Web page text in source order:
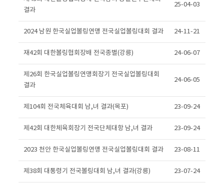
결과
25-04-03
2024 남원 한국실업볼링연맹 전국실업볼링대회 결과 24-11-21
재42회 대한볼링협회장배 전국종별(강릉) 24-06-07
제26회 한국실업볼링연맹회장기 전국실업볼링대회
결과
24-06-05
제104회 전국체육대회 남,녀 결과(목포) 23-09-24
제42회 대한체육회장기 전국단체대항 남,녀 결과 23-09-24
2023 천안 한국실업볼링연맹 전국실업볼링대회 결과 23-08-11
제38회 대통령기 전국볼링대회 남,녀 결과(강릉) 23-07-24